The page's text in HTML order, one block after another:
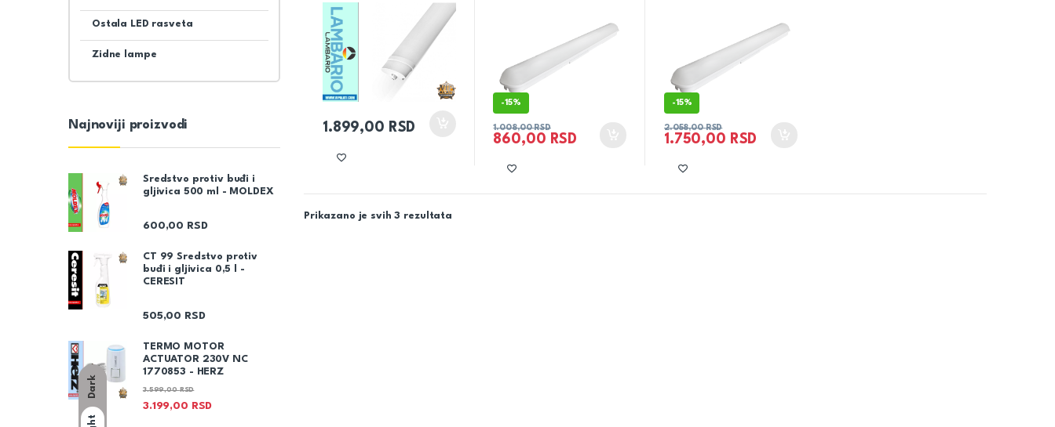
Dark
1.899,00 RSD
-15%
860,00 RSD
1.008,00RSD
-15%
1.750,00 RSD
2.058,00RSD
Prikazano je svih 3 rezultata
Ostala LED rasveta
Zidne lampe
Najnoviji proizvodi
Sredstvo protiv buđi i
gljivica 500 ml - MOLDEX
600,00 RSD
CT 99 Sredstvo protiv
buđi i gljivica 0,5 l -
CERESIT
505,00 RSD
TERMO MOTOR
ACTUATOR 230V NC
1770853 - HERZ
3.199,00 RSD
3.599,00RSD